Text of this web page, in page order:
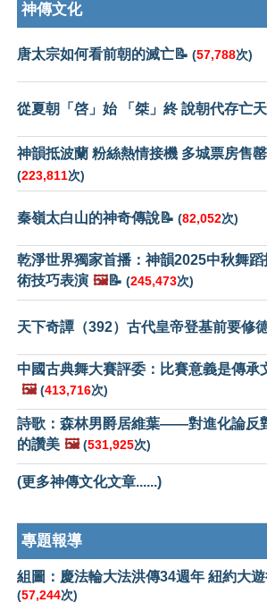
神傳文化
唐太宗如何看前朝的滅亡📝 (57,788次)
從夏朝「啓」始 「桀」終 說朝代存亡
神韻抵波蘭 粉絲熱情接機 多城票房售罄
(223,811次)
秦嶺太白山的神奇傳說📝 (82,052次)
乾淨世界獨家首播：神韻2025中秋舞蹈
術技巧表演 🖼️📝 (245,473次)
天下奇譚（392）古代皇帝登基前要修
中國古典舞大賽評委：比賽意義是傳承
🖼️ (413,716次)
詩歌：森林男爵居維葉——對進化論反
的讚美 🖼️ (531,925次)
(更多神傳文化文章......)
專題報導
組圖：慶法輪大法洪傳34週年 紐約大
(57,244次)